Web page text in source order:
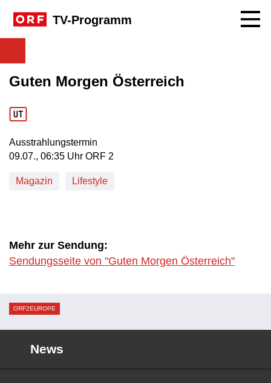
TV-Programm
Guten Morgen Österreich
Ausstrahlungstermin
09. Juli, 06:35 Uhr in ORF 2
09.07., 06:35 Uhr ORF 2
Magazin Lifestyle
Mehr zur Sendung:
Sendungsseite von "Guten Morgen Österreich"
ORF2EUROPE
News